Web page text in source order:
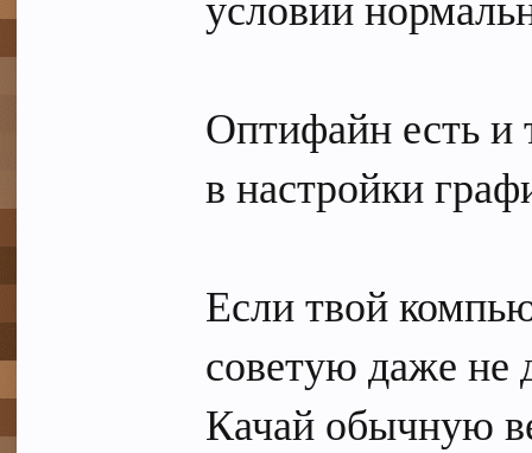
Оптифайн есть и
в настройки
Если твой
советую даже не
Качай обычную